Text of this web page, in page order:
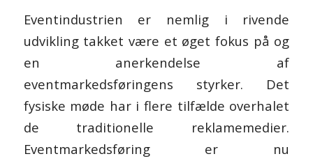
Eventindustrien er nemlig i rivende
udvikling takket være et øget fokus på og
en anerkendelse af
eventmarkedsføringens styrker. Det
fysiske møde har i flere tilfælde overhalet
de traditionelle reklamemedier.
Eventmarkedsføring er nu